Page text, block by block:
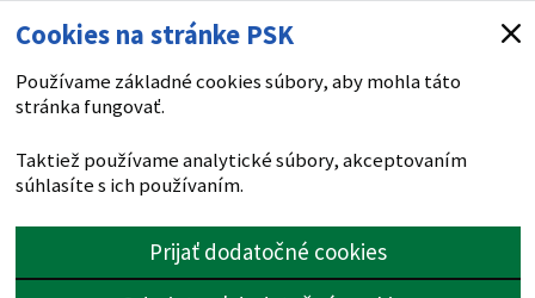
Cookies na stránke PSK
Používame základné cookies súbory, aby mohla táto
stránka fungovať.
Taktiež používame analytické súbory, akceptovaním
súhlasíte s ich používaním.
Prijať dodatočné cookies